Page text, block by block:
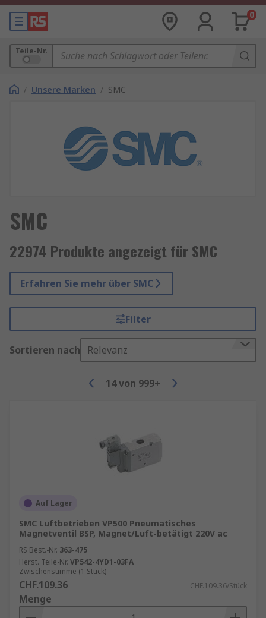
0
Teile-Nr.
/ Unsere Marken / SMC
SMC
22974 Produkte angezeigt für SMC
Erfahren Sie mehr über SMC
Filter
Sortieren nach Relevanz
14von 999+
Auf Lager
SMC Luftbetrieben VP500 Pneumatisches
Magnetventil BSP, Magnet/Luft-betätigt 220V ac
RS Best.-Nr. 363-475
Herst. Teile-Nr. VP542-4YD1-03FA
Zwischensumme (1 Stück)
CHF.109.36 CHF.109.36/Stück
Menge